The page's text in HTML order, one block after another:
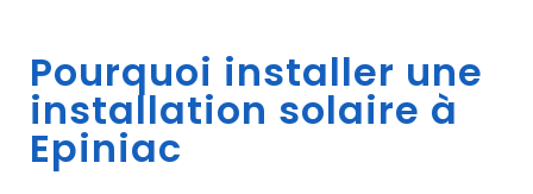
Pourquoi installer une
installation solaire à
Epiniac